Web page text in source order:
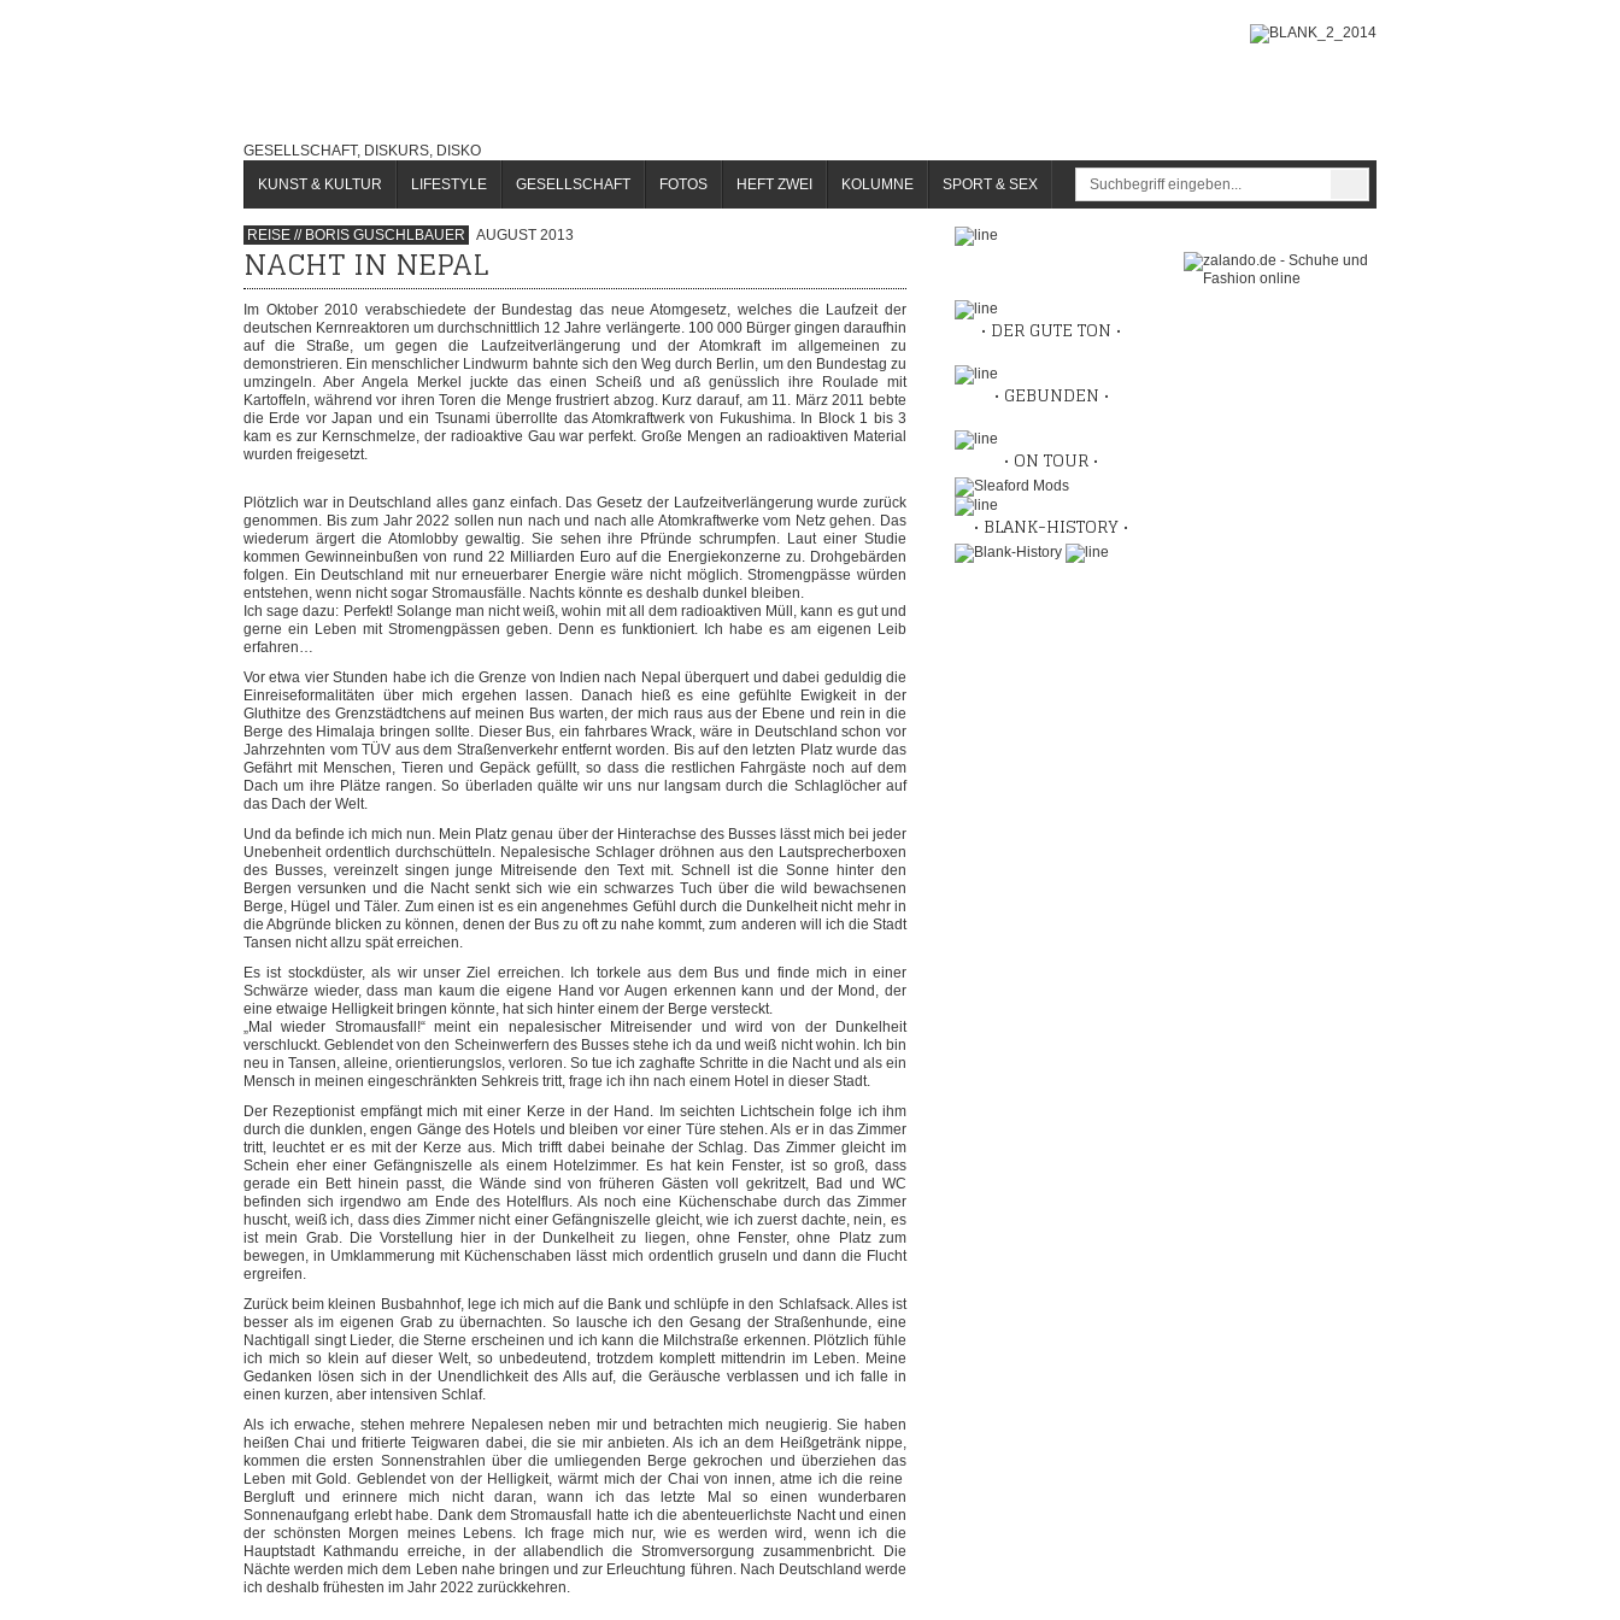
GESELLSCHAFT, DISKURS, DISKO
KUNST & KULTUR
LIFESTYLE GESELLSCHAFT FOTOS HEFT ZWEI KOLUMNE SPORT & SEX
REISE // BORIS GUSCHLBAUER AUGUST 2013
NACHT IN NEPAL
Im Oktober 2010 verabschiedete der Bundestag das neue Atomgesetz, welches die Laufzeit der
deutschen Kernreaktoren um durchschnittlich 12 Jahre verlängerte. 100 000 Bürger gingen daraufhin
auf die Straße, um gegen die Laufzeitverlängerung und der Atomkraft im allgemeinen zu
demonstrieren. Ein menschlicher Lindwurm bahnte sich den Weg durch Berlin, um den Bundestag zu
umzingeln. Aber Angela Merkel juckte das einen Scheiß und aß genüsslich ihre Roulade mit
Kartoffeln, während vor ihren Toren die Menge frustriert abzog. Kurz darauf, am 11. März 2011 bebte
die Erde vor Japan und ein Tsunami überrollte das Atomkraftwerk von Fukushima. In Block 1 bis 3
kam es zur Kernschmelze, der radioaktive Gau war perfekt. Große Mengen an radioaktiven Material
wurden freigesetzt.
Plötzlich war in Deutschland alles ganz einfach. Das Gesetz der Laufzeitverlängerung wurde zurück
genommen. Bis zum Jahr 2022 sollen nun nach und nach alle Atomkraftwerke vom Netz gehen. Das
wiederum ärgert die Atomlobby gewaltig. Sie sehen ihre Pfründe schrumpfen. Laut einer Studie
kommen Gewinneinbußen von rund 22 Milliarden Euro auf die Energiekonzerne zu. Drohgebärden
folgen. Ein Deutschland mit nur erneuerbarer Energie wäre nicht möglich. Stromengpässe würden
entstehen, wenn nicht sogar Stromausfälle. Nachts könnte es deshalb dunkel bleiben.
Ich sage dazu: Perfekt! Solange man nicht weiß, wohin mit all dem radioaktiven Müll, kann es gut und
gerne ein Leben mit Stromengpässen geben. Denn es funktioniert. Ich habe es am eigenen Leib
erfahren…
Vor etwa vier Stunden habe ich die Grenze von Indien nach Nepal überquert und dabei geduldig die
Einreiseformalitäten über mich ergehen lassen. Danach hieß es eine gefühlte Ewigkeit in der
Gluthitze des Grenzstädtchens auf meinen Bus warten, der mich raus aus der Ebene und rein in die
Berge des Himalaja bringen sollte. Dieser Bus, ein fahrbares Wrack, wäre in Deutschland schon vor
Jahrzehnten vom TÜV aus dem Straßenverkehr entfernt worden. Bis auf den letzten Platz wurde das
Gefährt mit Menschen, Tieren und Gepäck gefüllt, so dass die restlichen Fahrgäste noch auf dem
Dach um ihre Plätze rangen. So überladen quälte wir uns nur langsam durch die Schlaglöcher auf
das Dach der Welt.
Und da befinde ich mich nun. Mein Platz genau über der Hinterachse des Busses lässt mich bei jeder
Unebenheit ordentlich durchschütteln. Nepalesische Schlager dröhnen aus den Lautsprecherboxen
des Busses, vereinzelt singen junge Mitreisende den Text mit. Schnell ist die Sonne hinter den
Bergen versunken und die Nacht senkt sich wie ein schwarzes Tuch über die wild bewachsenen
Berge, Hügel und Täler. Zum einen ist es ein angenehmes Gefühl durch die Dunkelheit nicht mehr in
die Abgründe blicken zu können, denen der Bus zu oft zu nahe kommt, zum anderen will ich die Stadt
Tansen nicht allzu spät erreichen.
Es ist stockdüster, als wir unser Ziel erreichen. Ich torkele aus dem Bus und finde mich in einer
Schwärze wieder, dass man kaum die eigene Hand vor Augen erkennen kann und der Mond, der
eine etwaige Helligkeit bringen könnte, hat sich hinter einem der Berge versteckt.
„Mal wieder Stromausfall!“ meint ein nepalesischer Mitreisender und wird von der Dunkelheit
verschluckt. Geblendet von den Scheinwerfern des Busses stehe ich da und weiß nicht wohin. Ich bin
neu in Tansen, alleine, orientierungslos, verloren. So tue ich zaghafte Schritte in die Nacht und als ein
Mensch in meinen eingeschränkten Sehkreis tritt, frage ich ihn nach einem Hotel in dieser Stadt.
Der Rezeptionist empfängt mich mit einer Kerze in der Hand. Im seichten Lichtschein folge ich ihm
durch die dunklen, engen Gänge des Hotels und bleiben vor einer Türe stehen. Als er in das Zimmer
tritt, leuchtet er es mit der Kerze aus. Mich trifft dabei beinahe der Schlag. Das Zimmer gleicht im
Schein eher einer Gefängniszelle als einem Hotelzimmer. Es hat kein Fenster, ist so groß, dass
gerade ein Bett hinein passt, die Wände sind von früheren Gästen voll gekritzelt, Bad und WC
befinden sich irgendwo am Ende des Hotelflurs. Als noch eine Küchenschabe durch das Zimmer
huscht, weiß ich, dass dies Zimmer nicht einer Gefängniszelle gleicht, wie ich zuerst dachte, nein, es
ist mein Grab. Die Vorstellung hier in der Dunkelheit zu liegen, ohne Fenster, ohne Platz zum
bewegen, in Umklammerung mit Küchenschaben lässt mich ordentlich gruseln und dann die Flucht
ergreifen.
Zurück beim kleinen Busbahnhof, lege ich mich auf die Bank und schlüpfe in den Schlafsack. Alles ist
besser als im eigenen Grab zu übernachten. So lausche ich den Gesang der Straßenhunde, eine
Nachtigall singt Lieder, die Sterne erscheinen und ich kann die Milchstraße erkennen. Plötzlich fühle
ich mich so klein auf dieser Welt, so unbedeutend, trotzdem komplett mittendrin im Leben. Meine
Gedanken lösen sich in der Unendlichkeit des Alls auf, die Geräusche verblassen und ich falle in
einen kurzen, aber intensiven Schlaf.
Als ich erwache, stehen mehrere Nepalesen neben mir und betrachten mich neugierig. Sie haben
heißen Chai und fritierte Teigwaren dabei, die sie mir anbieten. Als ich an dem Heißgetränk nippe,
kommen die ersten Sonnenstrahlen über die umliegenden Berge gekrochen und überziehen das
Leben mit Gold. Geblendet von der Helligkeit, wärmt mich der Chai von innen, atme ich die reine
Bergluft und erinnere mich nicht daran, wann ich das letzte Mal so einen wunderbaren
Sonnenaufgang erlebt habe. Dank dem Stromausfall hatte ich die abenteuerlichste Nacht und einen
der schönsten Morgen meines Lebens. Ich frage mich nur, wie es werden wird, wenn ich die
Hauptstadt Kathmandu erreiche, in der allabendlich die Stromversorgung zusammenbricht. Die
Nächte werden mich dem Leben nahe bringen und zur Erleuchtung führen. Nach Deutschland werde
ich deshalb frühesten im Jahr 2022 zurückkehren.
• DER GUTE TON •
• GEBUNDEN •
• ON TOUR •
• BLANK-HISTORY •